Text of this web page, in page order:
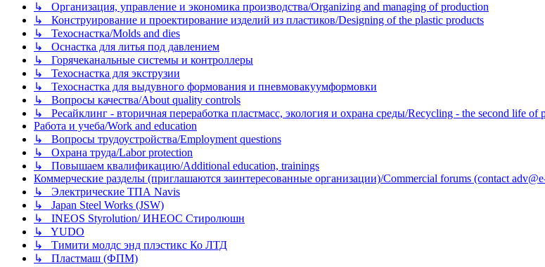
↳ Организация, управление и экономика производства/Organizing and managing of production
↳ Конструирование и проектирование изделий из пластиков/Designing of the plastic products
↳ Техоснастка/Molds and dies
↳ Оснастка для литья под давлением
↳ Горячеканальные системы и контроллеры
↳ Техоснастка для экструзии
↳ Техоснастка для выдувного формования и пневмовакуумформовки
↳ Вопросы качества/About quality controls
↳ Ресайклинг - вторичная переработка пластмасс, экология и охрана среды/Recycling - the second life of
Работа и учеба/Work and education
↳ Вопросы трудоустройства/Employment questions
↳ Охрана труда/Labor protection
↳ Повышаем квалификацию/Additional education, trainings
Коммерческие разделы (приглашаются заинтересованные организации)/Commercial forums (contact
↳ Электрические ТПА Navis
↳ Japan Steel Works (JSW)
↳ INEOS Styrolution/ ИНЕОС Стиролюшн
↳ YUDO
↳ Тимити молдс энд плэстикс Ко ЛТД
↳ Пластмаш (ФПМ)